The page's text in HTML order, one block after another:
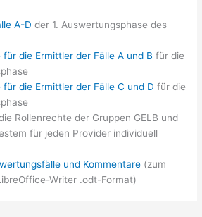
A-D der 1. Auswertungsphase des
die Ermittler der Fälle A und B für die
die Ermittler der Fälle C und D für die
Rollenrechte der Gruppen GELB und
für jeden Provider individuell
und Kommentare (zum
Writer .odt-Format)